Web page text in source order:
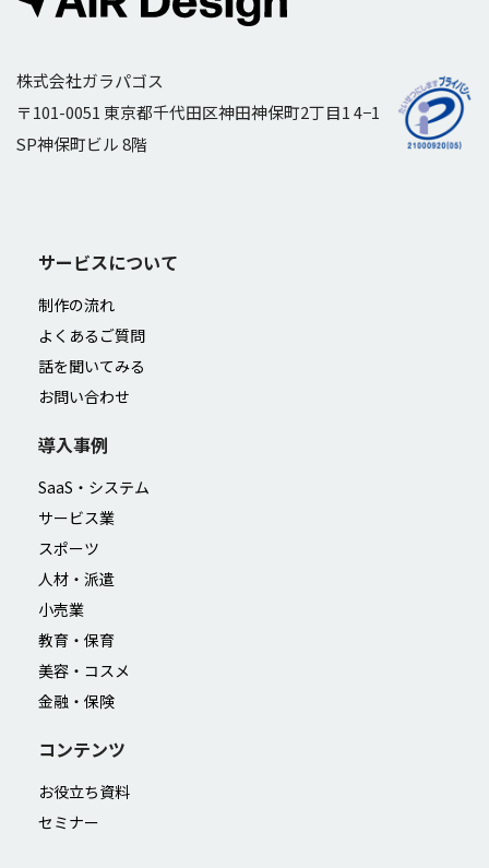
株式会社ガラパゴス
〒101-0051 東京都千代田区神田神保町2丁目1 4−1
SP神保町ビル 8階
サービスについて
制作の流れ
よくあるご質問
話を聞いてみる
お問い合わせ
導入事例
SaaS・システム
サービス業
スポーツ
人材・派遣
小売業
教育・保育
美容・コスメ
金融・保険
コンテンツ
お役立ち資料
セミナー